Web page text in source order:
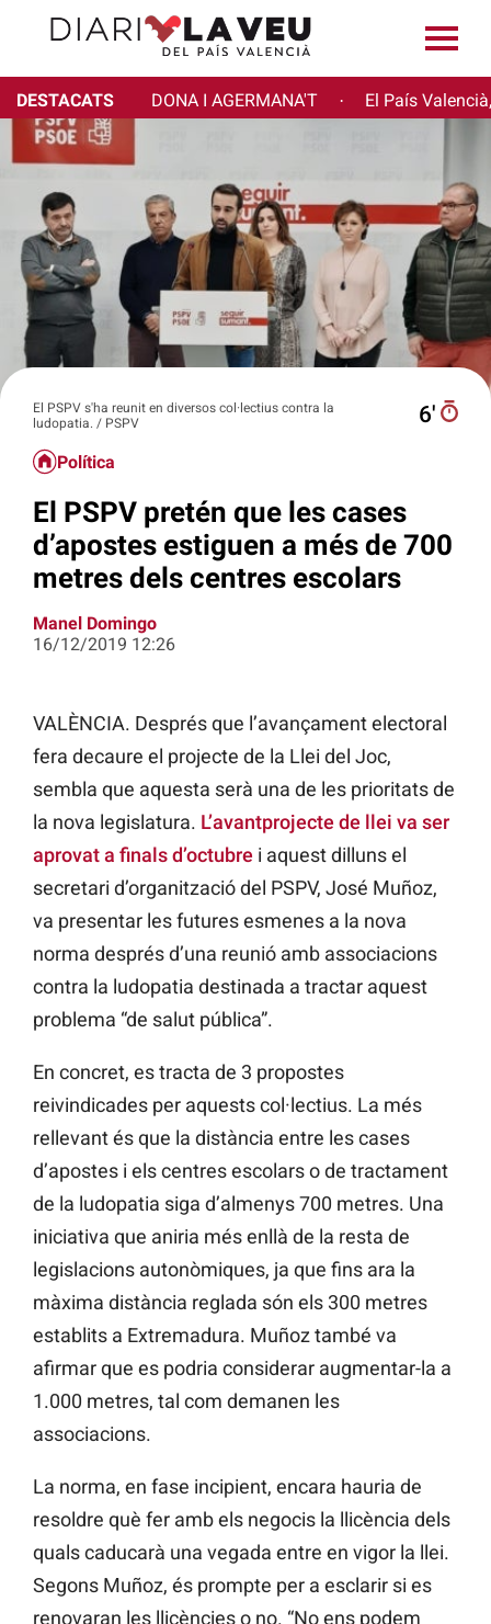
DESTACATS DONA I AGERMANA'T · El País
El PSPV s'ha reunit en diversos col·lectius contra la
ludopatia. / PSPV
6′
Política
El PSPV pretén que les cases
d’apostes estiguen a més de 700
metres dels centres escolars
Manel Domingo
16/12/2019 12:26
VALÈNCIA. Després que l’avançament electoral
fera decaure el projecte de la Llei del Joc,
sembla que aquesta serà una de les prioritats de
la nova legislatura. L’avantprojecte de llei va ser
aprovat a finals d’octubre i aquest dilluns el
secretari d’organització del PSPV, José Muñoz,
va presentar les futures esmenes a la nova
norma després d’una reunió amb associacions
contra la ludopatia destinada a tractar aquest
problema “de salut pública”.
En concret, es tracta de 3 propostes
reivindicades per aquests col·lectius. La més
rellevant és que la distància entre les cases
d’apostes i els centres escolars o de tractament
de la ludopatia siga d’almenys 700 metres. Una
iniciativa que aniria més enllà de la resta de
legislacions autonòmiques, ja que fins ara la
màxima distància reglada són els 300 metres
establits a Extremadura. Muñoz també va
afirmar que es podria considerar augmentar-la a
1.000 metres, tal com demanen les
associacions.
La norma, en fase incipient, encara hauria de
resoldre què fer amb els negocis la llicència dels
quals caducarà una vegada entre en vigor la llei.
Segons Muñoz, és prompte per a esclarir si es
renovaran les llicències o no. “No ens podem